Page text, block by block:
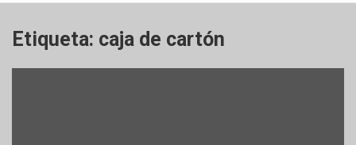
Etiqueta: caja de cartón